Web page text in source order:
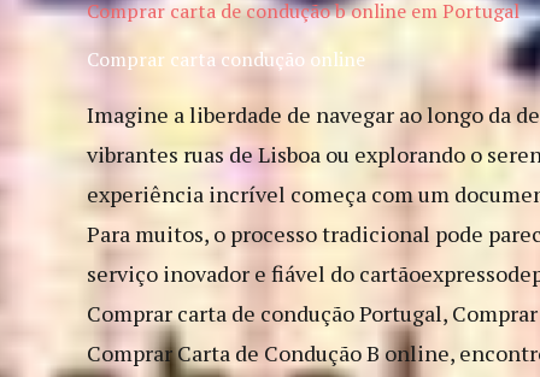
Comprar carta de condução b​ online em Portugal
Comprar carta condução online
Imagine a liberdade de navegar ao longo da
vibrantes ruas de Lisboa ou explorando o
experiência incrível começa com um
Para muitos, o processo tradicional pode
serviço inovador e fiável do
Comprar carta de condução Portugal,
Comprar Carta de Condução B online,